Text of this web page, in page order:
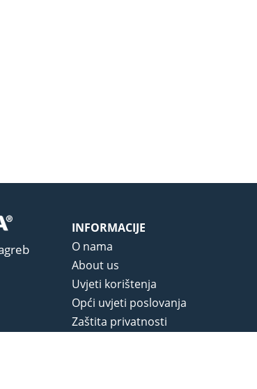
INFORMACIJE
O nama
About us
Uvjeti korištenja
Opći uvjeti poslovanja
Zaštita privatnosti